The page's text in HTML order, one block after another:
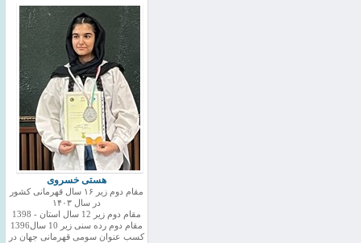
هستی خسروی
مقام دوم زیر ۱۶ سال قهرمانی کشور
در سال ۱۴۰۳
مقام دوم زیر 12 سال استان - 1398
مقام دوم رده سنی زیر 10 سال1396
کسب عنوان سومی قهرمانی جهان در